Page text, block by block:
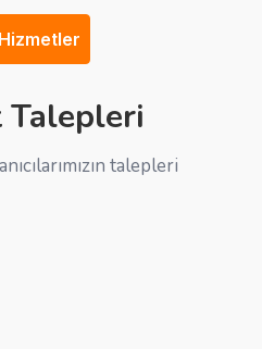
Talepleri
talepleri